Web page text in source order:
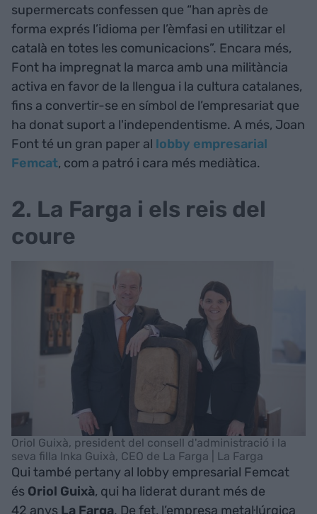
supermercats confessen que “han après de
forma exprés l’idioma per l’èmfasi en utilitzar el
català en totes les comunicacions”. Encara més,
Font ha impregnat la marca amb una militància
activa en favor de la llengua i la cultura catalanes,
fins a convertir-se en símbol de l’empresariat que
ha donat suport a l'independentisme. A més, Joan
Font té un gran paper al lobby empresarial
Femcat, com a patró i cara més mediàtica.
2. La Farga i els reis del
coure
Oriol Guixà, president del consell d'administració i la
seva filla Inka Guixà, CEO de La Farga | La Farga
Qui també pertany al lobby empresarial Femcat
és Oriol Guixà, qui ha liderat durant més de
42 anys La Farga. De fet, l’empresa metal·lúrgica